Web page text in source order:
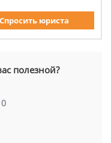
Спросить юриста
полезной?
0